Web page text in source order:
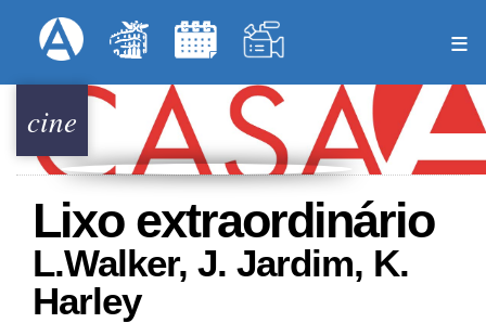
al
principal
Menú Superior
cine
Lixo extraordinário
L.Walker, J. Jardim, K.
Harley